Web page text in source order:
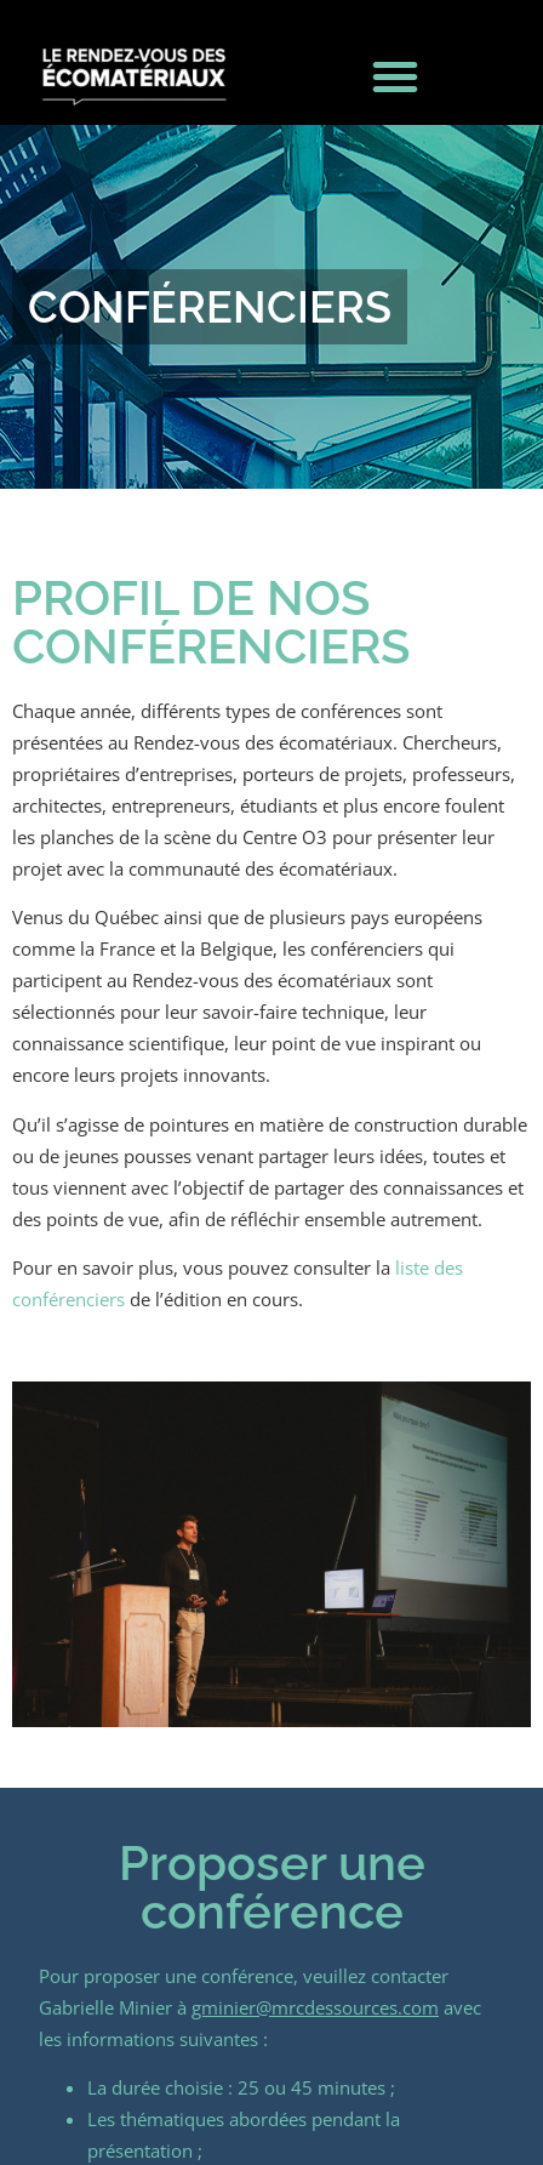
CONFÉRENCIERS
PROFIL DE NOS
CONFÉRENCIERS
Chaque année, différents types de conférences sont
présentées au Rendez-vous des écomatériaux. Chercheurs,
propriétaires d’entreprises, porteurs de projets, professeurs,
architectes, entrepreneurs, étudiants et plus encore foulent
les planches de la scène du Centre O3 pour présenter leur
projet avec la communauté des écomatériaux.
Venus du Québec ainsi que de plusieurs pays européens
comme la France et la Belgique, les conférenciers qui
participent au Rendez-vous des écomatériaux sont
sélectionnés pour leur savoir-faire technique, leur
connaissance scientifique, leur point de vue inspirant ou
encore leurs projets innovants.
Qu’il s’agisse de pointures en matière de construction durable
ou de jeunes pousses venant partager leurs idées, toutes et
tous viennent avec l’objectif de partager des connaissances et
des points de vue, afin de réfléchir ensemble autrement.
Pour en savoir plus, vous pouvez consulter la liste des
conférenciers de l’édition en cours.
Proposer une
conférence
Pour proposer une conférence, veuillez contacter
Gabrielle Minier à gminier@mrcdessources.com avec
les informations suivantes :
La durée choisie : 25 ou 45 minutes ;
Les thématiques abordées pendant la
présentation ;